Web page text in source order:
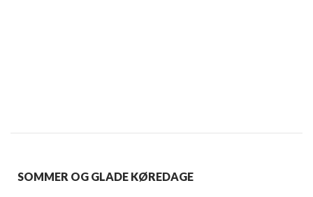
SOMMER OG GLADE KØREDAGE